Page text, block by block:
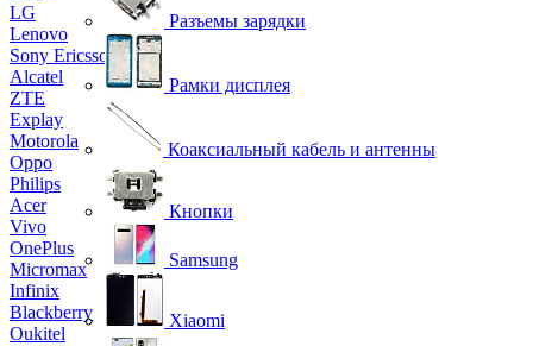
LG
Lenovo
Sony Ericsson
Alcatel
ZTE
Explay
Motorola
Oppo
Philips
Acer
Vivo
OnePlus
Micromax
Infinix
Blackberry
Oukitel
Разъемы зарядки
Рамки дисплея
Коаксиальный кабель и антенны
Кнопки
Samsung
Xiaomi